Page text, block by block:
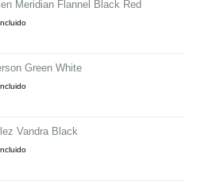
Meridian Flannel Black Red
Green White
Vandra Black